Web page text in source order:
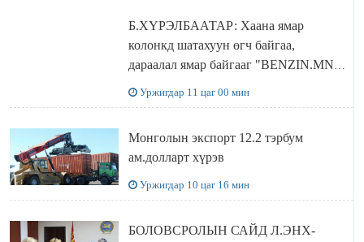
Б.ХҮРЭЛБААТАР: Хаана ямар
колонкд шатахуун өгч байгаа,
дараалал ямар байгааг "BENZIN.MN”
Уржигдар 11 цаг 00 мин
Монголын экспорт 12.2 тэрбум
ам.долларт хүрэв
Уржигдар 10 цаг 16 мин
БОЛОВСРОЛЫН САЙД Л.ЭНХ-